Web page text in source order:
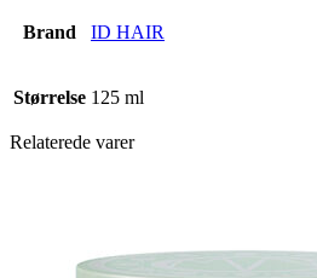
Brand ID HAIR
Størrelse 125 ml
Relaterede varer